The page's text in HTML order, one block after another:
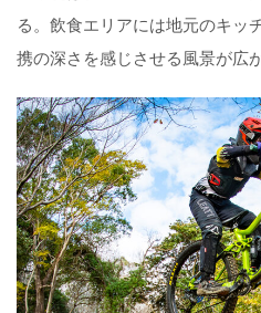
る。飲食エリアには地元のキッ
携の深さを感じさせる風景が広が